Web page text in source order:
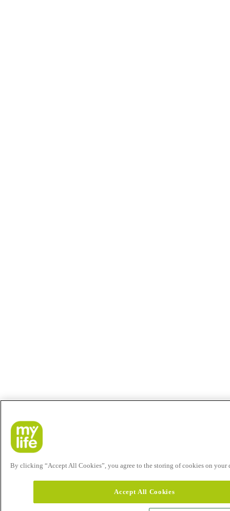
By clicking “Accept All Cookies”, you agree to the storing of cookies on your
Accept All Cookies